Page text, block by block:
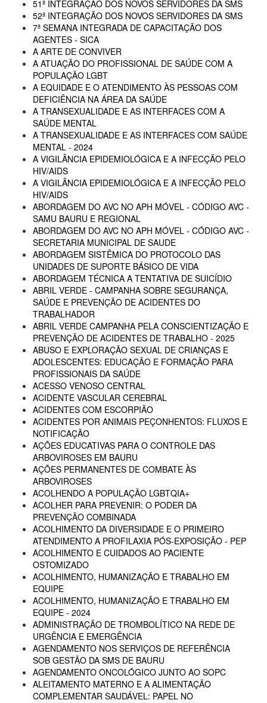
51ª INTEGRAÇÃO DOS NOVOS SERVIDORES DA SMS
52ª INTEGRAÇÃO DOS NOVOS SERVIDORES DA SMS
7ª SEMANA INTEGRADA DE CAPACITAÇÃO DOS
AGENTES - SICA
A ARTE DE CONVIVER
A ATUAÇÃO DO PROFISSIONAL DE SAÚDE COM A
POPULAÇÃO LGBT
A EQUIDADE E O ATENDIMENTO ÀS PESSOAS COM
DEFICIÊNCIA NA ÁREA DA SAÚDE
A TRANSEXUALIDADE E AS INTERFACES COM A
SAÚDE MENTAL
A TRANSEXUALIDADE E AS INTERFACES COM SAÚDE
MENTAL - 2024
A VIGILÂNCIA EPIDEMIOLÓGICA E A INFECÇÃO PELO
HIV/AIDS
A VIGILÂNCIA EPIDEMIOLÓGICA E A INFECÇÃO PELO
HIV/AIDS
ABORDAGEM DO AVC NO APH MÓVEL - CÓDIGO AVC -
SAMU BAURU E REGIONAL
ABORDAGEM DO AVC NO APH MÓVEL - CÓDIGO AVC -
SECRETARIA MUNICIPAL DE SAUDE
ABORDAGEM SISTÊMICA DO PROTOCOLO DAS
UNIDADES DE SUPORTE BÁSICO DE VIDA
ABORDAGEM TÉCNICA A TENTATIVA DE SUICÍDIO
ABRIL VERDE - CAMPANHA SOBRE SEGURANÇA,
SAÚDE E PREVENÇÃO DE ACIDENTES DO
TRABALHADOR
ABRIL VERDE CAMPANHA PELA CONSCIENTIZAÇÃO E
PREVENÇÃO DE ACIDENTES DE TRABALHO - 2025
ABUSO E EXPLORAÇÃO SEXUAL DE CRIANÇAS E
ADOLESCENTES: EDUCAÇÃO E FORMAÇÃO PARA
PROFISSIONAIS DA SAÚDE
ACESSO VENOSO CENTRAL
ACIDENTE VASCULAR CEREBRAL
ACIDENTES COM ESCORPIÃO
ACIDENTES POR ANIMAIS PEÇONHENTOS: FLUXOS E
NOTIFICAÇÃO
AÇÕES EDUCATIVAS PARA O CONTROLE DAS
ARBOVIROSES EM BAURU
AÇÕES PERMANENTES DE COMBATE ÀS
ARBOVIROSES
ACOLHENDO A POPULAÇÃO LGBTQIA+
ACOLHER PARA PREVENIR: O PODER DA
PREVENÇÃO COMBINADA
ACOLHIMENTO DA DIVERSIDADE E O PRIMEIRO
ATENDIMENTO A PROFILAXIA PÓS-EXPOSIÇÃO - PEP
ACOLHIMENTO E CUIDADOS AO PACIENTE
OSTOMIZADO
ACOLHIMENTO, HUMANIZAÇÃO E TRABALHO EM
EQUIPE
ACOLHIMENTO, HUMANIZAÇÃO E TRABALHO EM
EQUIPE - 2024
ADMINISTRAÇÃO DE TROMBOLÍTICO NA REDE DE
URGÊNCIA E EMERGÊNCIA
AGENDAMENTO NOS SERVIÇOS DE REFERÊNCIA
SOB GESTÃO DA SMS DE BAURU
AGENDAMENTO ONCOLÓGICO JUNTO AO SOPC
ALEITAMENTO MATERNO E A ALIMENTAÇÃO
COMPLEMENTAR SAUDÁVEL: PAPEL NO